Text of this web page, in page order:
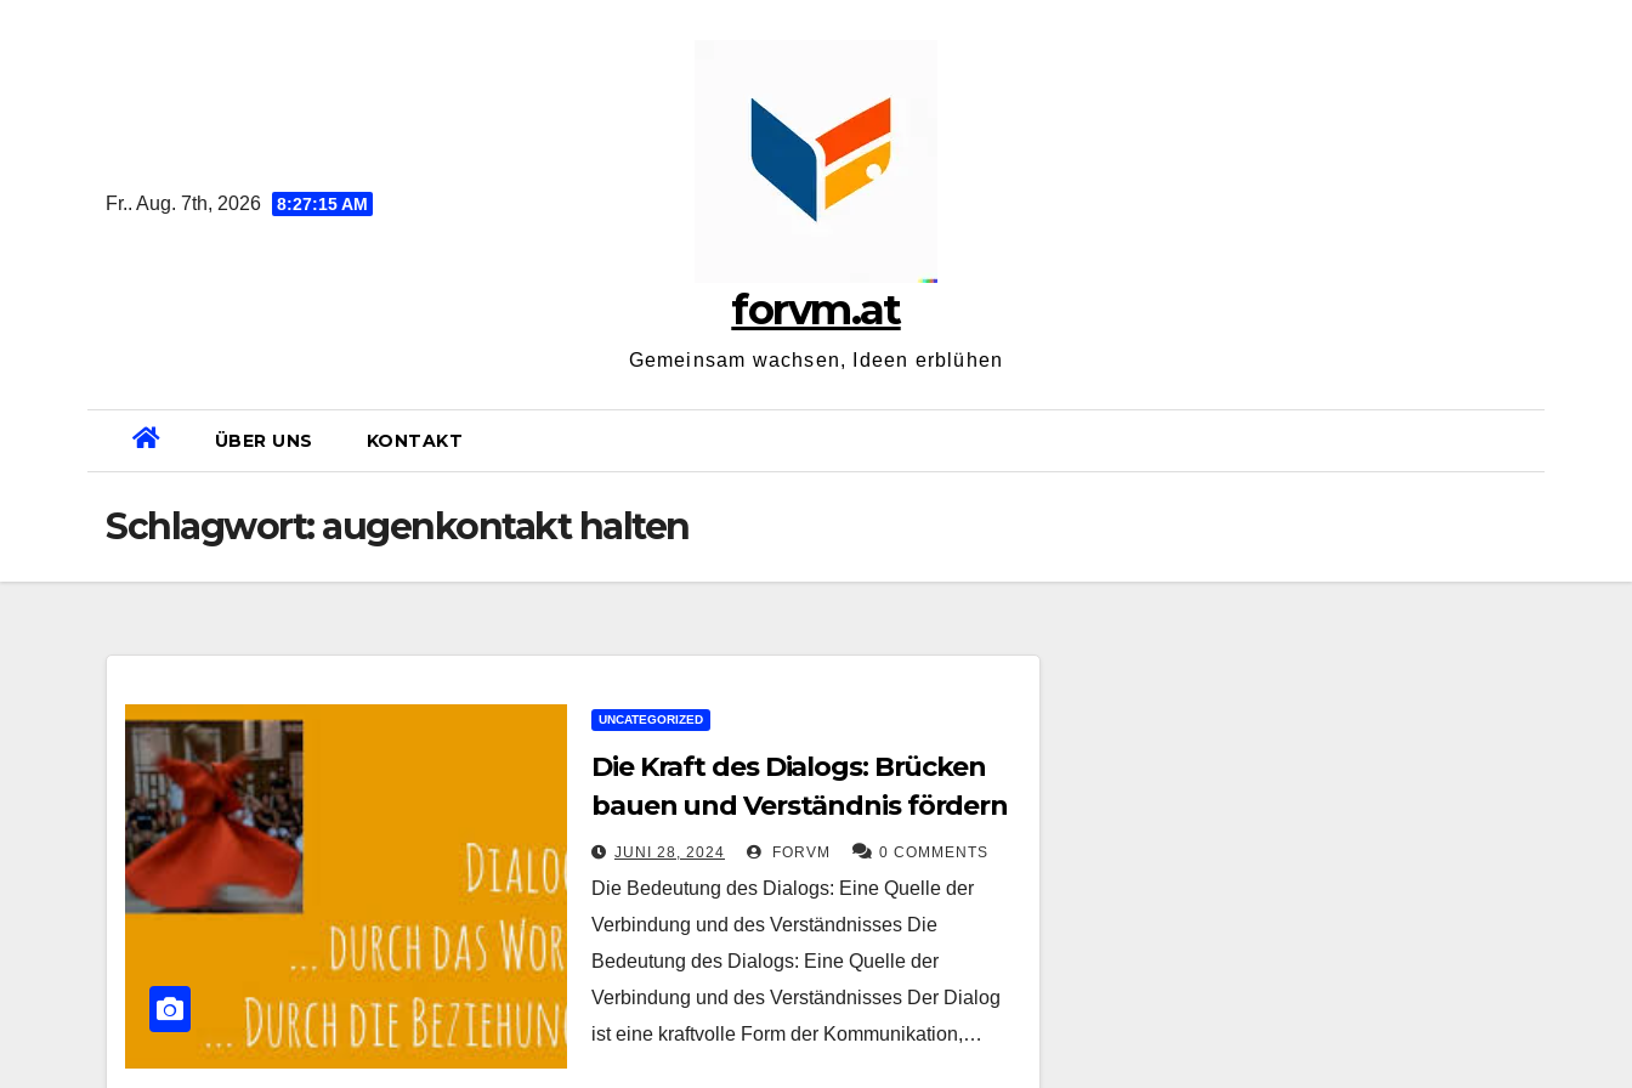
Fr.. Aug. 7th, 2026 8:27:15 AM
forvm.at
Gemeinsam wachsen, Ideen erblühen
ÜBER UNS KONTAKT
Schlagwort:augenkontakt halten
UNCATEGORIZED
Die Kraft des Dialogs: Brücken
bauen und Verständnis fördern
JUNI 28, 2024 FORVM 0 COMMENTS
Die Bedeutung des Dialogs: Eine Quelle der
Verbindung und des Verständnisses Die
Bedeutung des Dialogs: Eine Quelle der
Verbindung und des Verständnisses Der Dialog
ist eine kraftvolle Form der Kommunikation,…